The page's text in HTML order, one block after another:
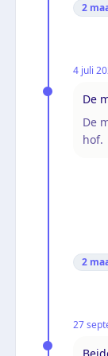
2
4 juli
De
De
hof.
2
27